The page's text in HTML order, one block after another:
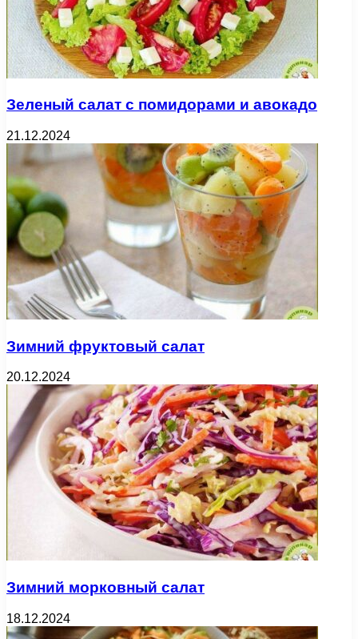
Зеленый салат с помидорами и авокадо
21.12.2024
Зимний фруктовый салат
20.12.2024
Зимний морковный салат
18.12.2024